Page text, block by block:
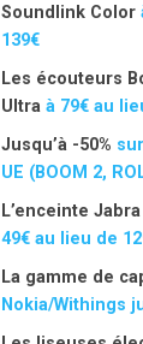
Soundlink Color
139€
Les écouteurs
Ultra à 79€ au
Jusqu’à -50%
UE (BOOM 2,
L’enceinte
49€ au lieu de
La gamme de
Nokia/Withings